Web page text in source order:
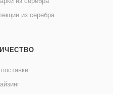
из серебра